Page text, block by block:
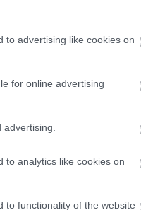
to advertising like cookies on
for online advertising
to analytics like cookies on
to functionality of the website
από την